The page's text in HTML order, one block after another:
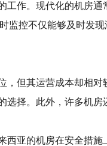
工作。现代化的机房
监控不仅能够及时发
，但其运营成本却相
选择。此外，许多机
西亚的机房在安全措